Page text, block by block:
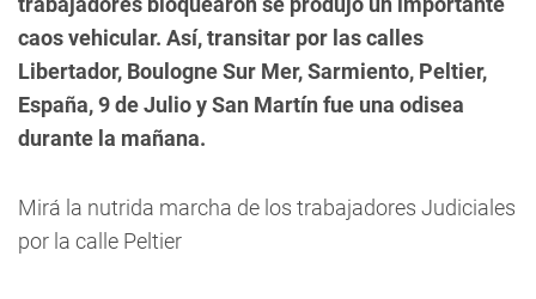
caos vehicular. Así, transitar por las calles
Libertador, Boulogne Sur Mer, Sarmiento, Peltier,
España, 9 de Julio y San Martín fue una odisea
durante la mañana.
Mirá la nutrida marcha de los trabajadores Judiciales
por la calle Peltier